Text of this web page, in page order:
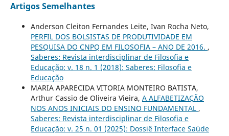
Artigos Semelhantes
Anderson Cleiton Fernandes Leite, Ivan Rocha Neto,
PERFIL DOS BOLSISTAS DE PRODUTIVIDADE EM
PESQUISA DO CNPQ EM FILOSOFIA – ANO DE 2016. ,
Saberes: Revista interdisciplinar de Filosofia e
Educação: v. 18 n. 1 (2018): Saberes: Filosofia e
Educação
MARIA APARECIDA VITORIA MONTEIRO BATISTA,
Arthur Cassio de Oliveira Vieira, A ALFABETIZAÇÃO
NOS ANOS INICIAIS DO ENSINO FUNDAMENTAL ,
Saberes: Revista interdisciplinar de Filosofia e
Educação: v. 25 n. 01 (2025): Dossiê Interface Saúde